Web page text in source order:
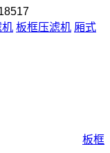
机 板框压滤机 厢式
板框